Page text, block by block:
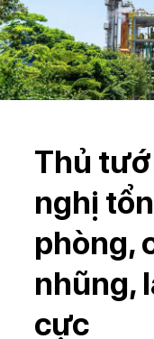
Thủ
nghị
phòng,
nhũng,
cực